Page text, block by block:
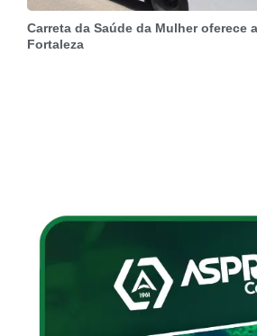
Carreta da Saúde da Mulher oferece
Fortaleza